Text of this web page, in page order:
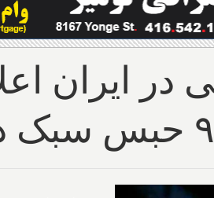
در ایران